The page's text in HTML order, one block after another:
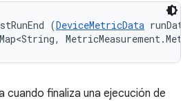
(DeviceMetricData
cuando finaliza una ejecución de